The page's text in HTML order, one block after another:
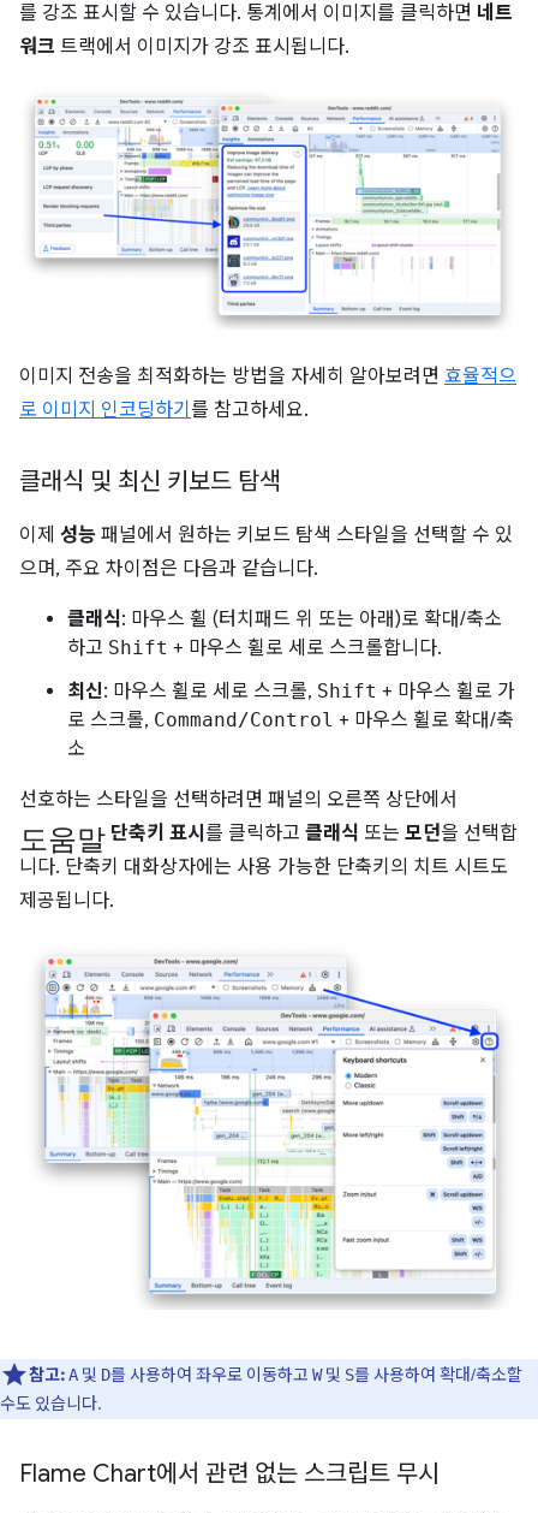
를 강조 표시할 수 있습니다. 통계에서 이미지를 클릭하면 네트
워크 트랙에서 이미지가 강조 표시됩니다.
이미지 전송을 최적화하는 방법을 자세히 알아보려면 효율적으
로 이미지 인코딩하기 를 참고하세요.
클래식 및 최신 키보드 탐색
이제 성능 패널에서 원하는 키보드 탐색 스타일을 선택할 수 있
으며, 주요 차이점은 다음과 같습니다.
클래식: 마우스 휠 (터치패드 위 또는 아래)로 확대/축소
하고 Shift + 마우스 휠로 세로 스크롤합니다.
최신: 마우스 휠로 세로 스크롤, Shift + 마우스 휠로 가
로 스크롤, Command/Control + 마우스 휠로 확대/축
소
선호하는 스타일을 선택하려면 패널의 오른쪽 상단에서
도움말 단축키 표시 를 클릭하고 클래식 또는 모던을 선택합
니다. 단축키 대화상자에는 사용 가능한 단축키의 치트 시트도
제공됩니다.
참고:A 및 D를 사용하여 좌우로 이동하고 W및 S를 사용하여 확대/축소할
수도 있습니다.
Flame Chart에서 관련 없는 스크립트 무시